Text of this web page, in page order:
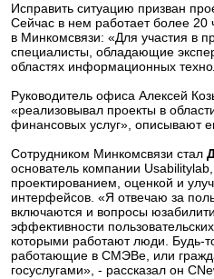
Исправить ситуацию призван
Сейчас в нем работает более 20
в Минкомсвязи: «Для участия в
специалисты, обладающие
областях информационных
Руководитель офиса Алексей
«реализовывал проекты в
финансовых услуг», описывают
Сотрудником Минкомсвязи стал
основатель компании
проектированием, оценкой и
интерфейсов. «Я отвечаю за
включаются и вопросы
эффективности
которыми работают люди. Будь-
работающие в СМЭВе, или
госуслугами», - рассказал он